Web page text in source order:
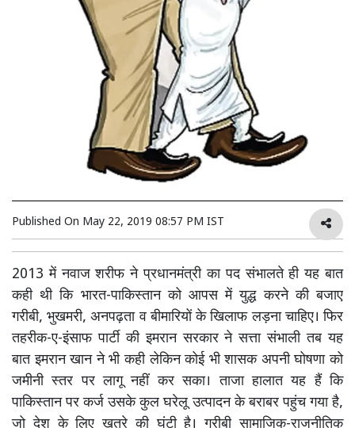
Published On May 22, 2019 08:57 PM IST
2013 में नवाज शरीफ ने प्रधानमंत्री का पद संभालते ही यह बात
कही थी कि भारत-पाकिस्तान को आपस में युद्ध करने की बजाए
गरीबी, भुखमरी, अनपढ़ता व बीमारियों के खिलाफ लड़ना चाहिए। फिर
तहरीक-ए-इंसाफ पार्टी की इमरान सरकार ने सत्ता संभाली तब यह
बात इमरान खान ने भी कही लेकिन कोई भी शासक अपनी घोषणा को
जमीनी स्तर पर लागू नहीं कर सका। ताजा हालात यह हैं कि
पाकिस्तान पर कर्ज उसके कुल घरेलू उत्पादन के बराबर पहुंच गया है,
जो देश के लिए खतरे की घंटी है। गरीबी सामाजिक-राजनीतिक